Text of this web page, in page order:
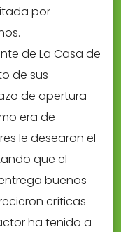
por
de La Casa de
de sus
de apertura
era de
le desearon el
que el
buenos
críticas
ha tenido a